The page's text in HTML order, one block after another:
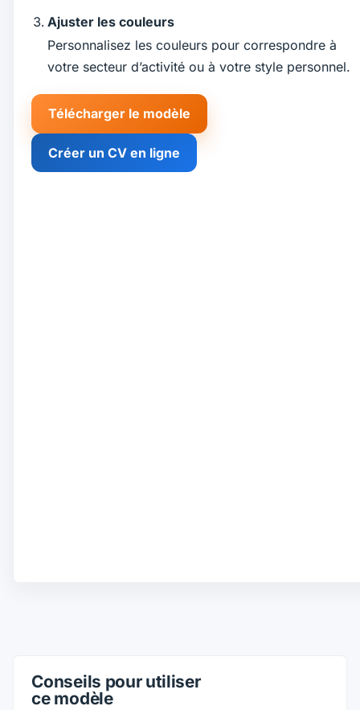
Ajuster les couleurs
Personnalisez les couleurs pour correspondre à
votre secteur d’activité ou à votre style personnel.
Télécharger le modèle
Créer un CV en ligne
Conseils pour utiliser
ce modèle